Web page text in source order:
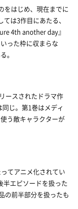
をはじめ、現在までに
は3作目にあたる、
4th another day』
った枠に収まらな
。
ースされたドラマ作
じ。第1巻はメディ
う敵キャラクターが
てアニメ化されてい
エピソードを扱った
の前半部分を扱ったも